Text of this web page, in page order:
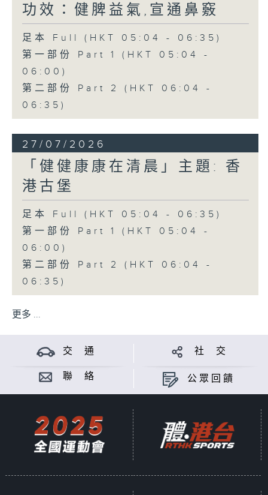
功效：健脾益氣,宣通鼻竅
足本 Full (HKT 05:04 - 06:35)
第一部份 Part 1 (HKT 05:04 -
06:00)
第二部份 Part 2 (HKT 06:04 -
06:35)
27/07/2026
「健健康康在清晨」主題: 香
港古堡
足本 Full (HKT 05:04 - 06:35)
第一部份 Part 1 (HKT 05:04 -
06:00)
第二部份 Part 2 (HKT 06:04 -
06:35)
更多 ...
交 通 社 交
聯 絡 公眾回饋